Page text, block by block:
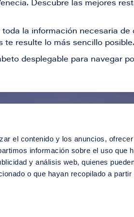
el contenido y los anuncios,
información sobre el uso que
y análisis web, quienes
o que hayan recopilado a partir
Descubre las mejores
la información necesaria
resulte lo más sencillo posible.
desplegable para navegar
nuestras
descuentos,